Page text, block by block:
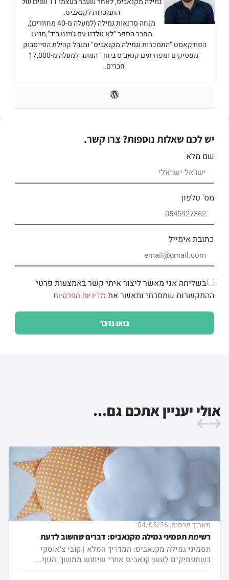
התמכרות לקנאביס.
מנחה סדנאות גמילה (למעלה מ-40 מחזורים),
מחבר הספר "לא נולדנו עם ג'וינט ביד",מגיש
הפודקאסט "התמכרות וגמילה מקנאביס" ומנהל קהילת הפייסבוק
"מפסיקים ומפחיתים קנאביס ביחד" המונה למעלה מ-17,000
חברים.
יש לכם שאלות נוספות? צרו קשר.
שם מלא
מס' טלפון
כתובת אימייל
בשליחה אני מאשר ליצור איתי קשר באמצעות פרטי
ההתקשרות שמסרתי ומאשר את מדיניות הפרטיות
בואו נדבר
אולי יעניין אתכם גם...
תאריך פרסום: 04/05/26
רשימת תסמיני גמילה מקנאביס: דברים שחשוב לדעת
תסמיני גמילה מקנאביס: המדריך המלא | קובי צ'אוסקי
כשמפסיקים לעשן קנאביס אחרי שימוש ממושך, הגוף...